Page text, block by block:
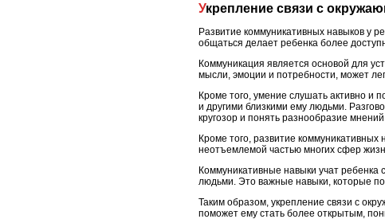
Укрепление связи с
Развитие коммуникативных навыков у
общаться делает ребенка более
Коммуникация является основой для
мысли, эмоции и потребности, может
Кроме того, умение слушать активно и
и другими близкими ему людьми.
кругозор и понять разнообразие
Кроме того, развитие
неотъемлемой частью многих сфер
Коммуникативные навыки учат ребенка
людьми. Это важные навыки, которые
Таким образом, укрепление связи с
поможет ему стать более открытым,